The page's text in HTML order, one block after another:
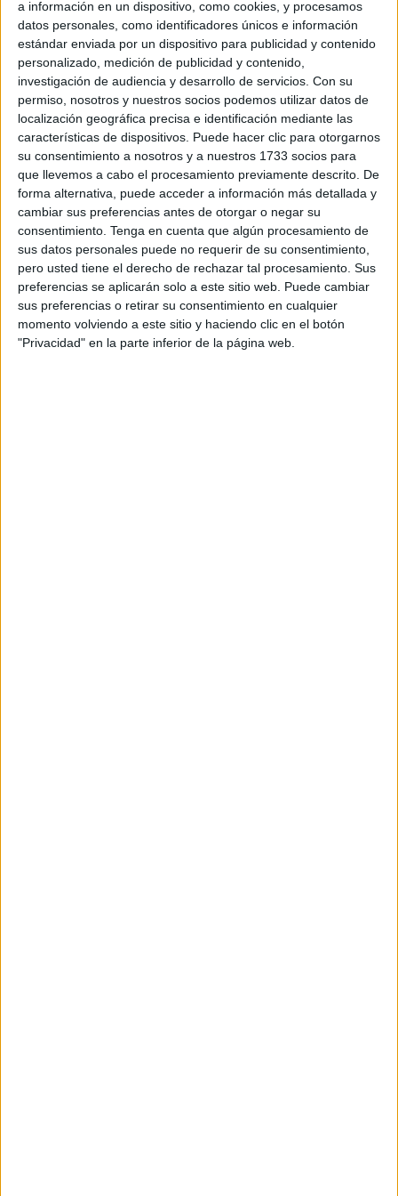
a información en un dispositivo, como cookies, y procesamos
datos personales, como identificadores únicos e información
estándar enviada por un dispositivo para publicidad y contenido
personalizado, medición de publicidad y contenido,
investigación de audiencia y desarrollo de servicios. Con su
permiso, nosotros y nuestros socios podemos utilizar datos de
localización geográfica precisa e identificación mediante las
características de dispositivos. Puede hacer clic para otorgarnos
su consentimiento a nosotros y a nuestros 1733 socios para
que llevemos a cabo el procesamiento previamente descrito. De
forma alternativa, puede acceder a información más detallada y
cambiar sus preferencias antes de otorgar o negar su
consentimiento. Tenga en cuenta que algún procesamiento de
sus datos personales puede no requerir de su consentimiento,
pero usted tiene el derecho de rechazar tal procesamiento. Sus
preferencias se aplicarán solo a este sitio web. Puede cambiar
sus preferencias o retirar su consentimiento en cualquier
momento volviendo a este sitio y haciendo clic en el botón
"Privacidad" en la parte inferior de la página web.
representante de Ceuta enunos premiosque reconocen
a los actores más influyentes del ecosistema emprendedor
europeo.
La trayectoria de Delgado está marcada por su implicación
en el mundo startup: fue cofundador deFootters, la
plataforma de streaming de fútbol que llegó a revolucionar
el deporte base; ha participado en proyectos como
Vackstage, vinculados al sector audiovisual y musical; y
actualmente impulsaZenon, una consultora de
emprendimiento, sportech y media.
En paralelo, es el impulsor deUpAndalus , un proyecto
que se ha consolidado comocatalizador de la
comunidad emprendedoraen Andalucía y más allá,
conectando a startups, inversores y corporaciones. Con un